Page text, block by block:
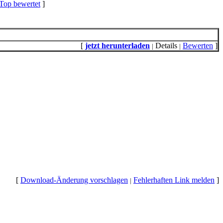
bewertet ]
[ jetzt herunterladen | Details | Bewerten ]
[ Download-Änderung vorschlagen | Fehlerhaften Link melden ]